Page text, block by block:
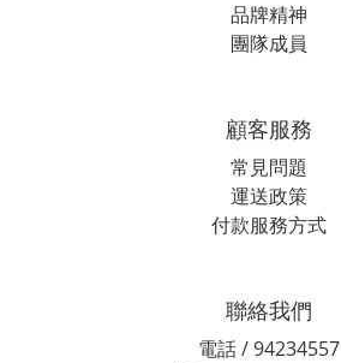
品牌精神
團隊成員
顧客服務
常見問題
運送政策
付款服務方式
聯絡我們
電話 / 94234557